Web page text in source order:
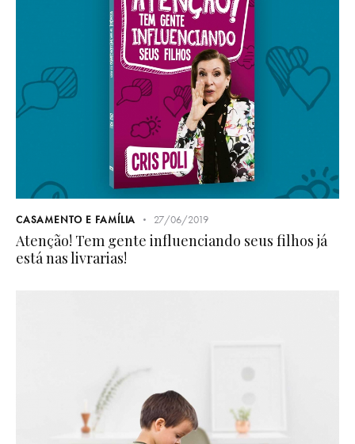
CASAMENTO E FAMÍLIA 27/06/2019
Atenção! Tem gente influenciando seus filhos já
está nas livrarias!